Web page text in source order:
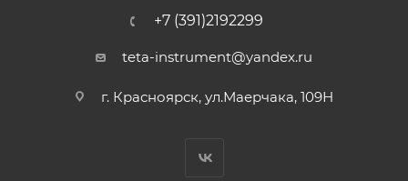
+7 (391)2192299
teta-instrument@yandex.ru
г. Красноярск, ул.Маерчака, 109Н